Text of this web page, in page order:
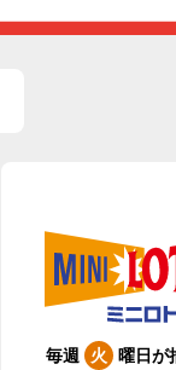
毎週 火 曜日が